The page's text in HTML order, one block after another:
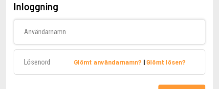
Inloggning
Glömt användarnamn? | Glömt lösen?